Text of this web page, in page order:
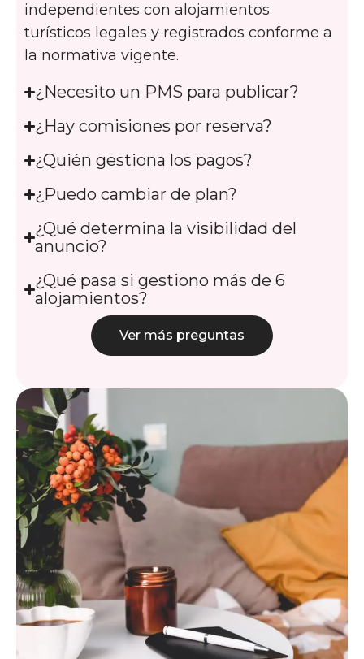
independientes con alojamientos
turísticos legales y registrados conforme a
la normativa vigente.
¿Necesito un PMS para publicar?
¿Hay comisiones por reserva?
¿Quién gestiona los pagos?
¿Puedo cambiar de plan?
¿Qué determina la visibilidad del
anuncio?
¿Qué pasa si gestiono más de 6
alojamientos?
Ver más preguntas